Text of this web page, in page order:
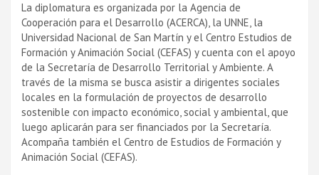
La diplomatura es organizada por la Agencia de
Cooperación para el Desarrollo (ACERCA), la UNNE, la
Universidad Nacional de San Martí­n y el Centro Estudios de
Formación y Animación Social (CEFAS) y cuenta con el apoyo
de la Secretarí­a de Desarrollo Territorial y Ambiente. A
través de la misma se busca asistir a dirigentes sociales
locales en la formulación de proyectos de desarrollo
sostenible con impacto económico, social y ambiental, que
luego aplicarán para ser financiados por la Secretarí­a.
Acompaña también el Centro de Estudios de Formación y
Animación Social (CEFAS).